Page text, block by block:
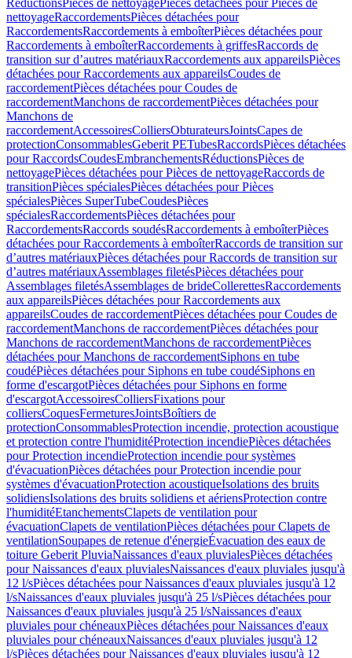
RéductionsPièces de nettoyagePièces détachées pour Pièces de
nettoyageRaccordementsPièces détachées pour
RaccordementsRaccordements à emboîterPièces détachées pour
Raccordements à emboîterRaccordements à griffesRaccords de
transition sur d’autres matériauxRaccordements aux appareilsPièces
détachées pour Raccordements aux appareilsCoudes de
raccordementPièces détachées pour Coudes de
raccordementManchons de raccordementPièces détachées pour
Manchons de
raccordementAccessoiresColliersObturateursJointsCapes de
protectionConsommablesGeberit PETubesRaccordsPièces détachées
pour RaccordsCoudesEmbranchementsRéductionsPièces de
nettoyagePièces détachées pour Pièces de nettoyageRaccords de
transitionPièces spécialesPièces détachées pour Pièces
spécialesPièces SuperTubeCoudesPièces
spécialesRaccordementsPièces détachées pour
RaccordementsRaccords soudésRaccordements à emboîterPièces
détachées pour Raccordements à emboîterRaccords de transition sur
d’autres matériauxPièces détachées pour Raccords de transition sur
d’autres matériauxAssemblages filetésPièces détachées pour
Assemblages filetésAssemblages de brideCollerettesRaccordements
aux appareilsPièces détachées pour Raccordements aux
appareilsCoudes de raccordementPièces détachées pour Coudes de
raccordementManchons de raccordementPièces détachées pour
Manchons de raccordementManchons de raccordementPièces
détachées pour Manchons de raccordementSiphons en tube
coudéPièces détachées pour Siphons en tube coudéSiphons en
forme d'escargotPièces détachées pour Siphons en forme
d'escargotAccessoiresColliersFixations pour
colliersCoquesFermeturesJointsBoîtiers de
protectionConsommablesProtection incendie, protection acoustique
et protection contre l'humiditéProtection incendiePièces détachées
pour Protection incendieProtection incendie pour systèmes
d'évacuationPièces détachées pour Protection incendie pour
systèmes d'évacuationProtection acoustiqueIsolations des bruits
solidiensIsolations des bruits solidiens et aériensProtection contre
l'humiditéEtanchementsClapets de ventilation pour
évacuationClapets de ventilationPièces détachées pour Clapets de
ventilationSoupapes de retenue d'énergieÉvacuation des eaux de
toiture Geberit PluviaNaissances d'eaux pluvialesPièces détachées
pour Naissances d'eaux pluvialesNaissances d'eaux pluviales jusqu'à
12 l/sPièces détachées pour Naissances d'eaux pluviales jusqu'à 12
l/sNaissances d'eaux pluviales jusqu'à 25 l/sPièces détachées pour
Naissances d'eaux pluviales jusqu'à 25 l/sNaissances d'eaux
pluviales pour chéneauxPièces détachées pour Naissances d'eaux
pluviales pour chéneauxNaissances d'eaux pluviales jusqu'à 12
l/sPièces détachées pour Naissances d'eaux pluviales jusqu'à 12